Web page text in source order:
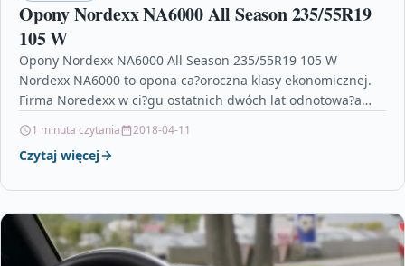
Opony Nordexx NA6000 All Season 235/55R19
105 W
Opony Nordexx NA6000 All Season 235/55R19 105 W
Nordexx NA6000 to opona ca?oroczna klasy ekonomicznej.
Firma Noredexx w ci?gu ostatnich dwóch lat odnotowa?a
1 minuta czytania 2018-04-11
Czytaj więcej